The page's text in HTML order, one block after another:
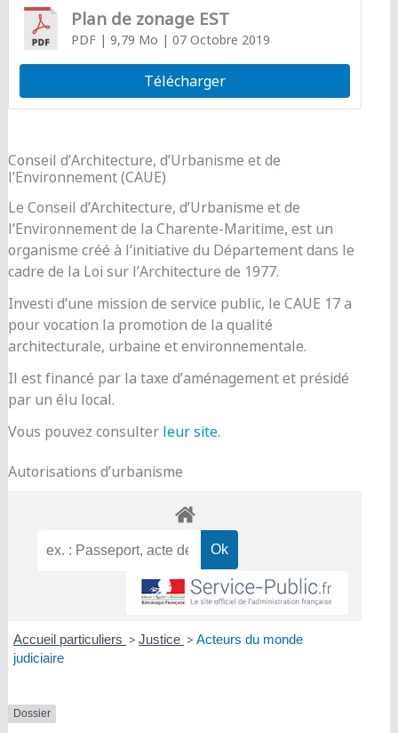
Plan de zonage EST
PDF| 9,79 Mo | 07 Octobre 2019
Télécharger
Conseil d’Architecture, d’Urbanisme et de
l’Environnement (CAUE)
Le Conseil d’Architecture, d’Urbanisme et de
l’Environnement de la Charente-Maritime, est un
organisme créé à l’initiative du Département dans le
cadre de la Loi sur l’Architecture de 1977.
Investi d’une mission de service public, le CAUE 17 a
pour vocation la promotion de la qualité
architecturale, urbaine et environnementale.
Il est financé par la taxe d’aménagement et présidé
par un élu local.
Vous pouvez consulter leur site.
Autorisations d’urbanisme
Accueil particuliers > Justice > Acteurs du monde
judiciaire
Dossier